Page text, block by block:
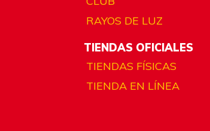
RAYOS DE LUZ
TIENDAS OFICIALES
TIENDAS FÍSICAS
TIENDA EN LÍNEA